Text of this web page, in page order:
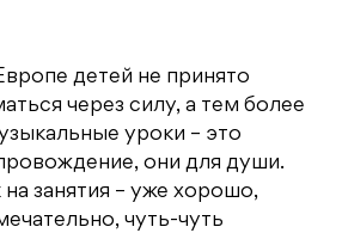
детей не принято
через силу, а тем более
уроки – это
они для души.
занятия – уже хорошо,
чуть-чуть